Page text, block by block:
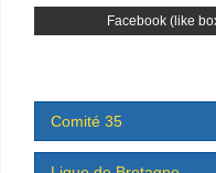
Facebook (like
Comité 35